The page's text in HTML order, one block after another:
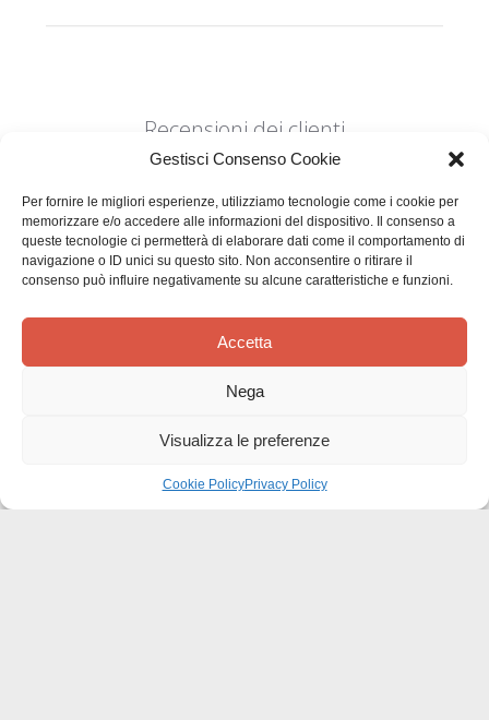
Gestisci Consenso Cookie
Per fornire le migliori esperienze, utilizziamo tecnologie come i cookie per
memorizzare e/o accedere alle informazioni del dispositivo. Il consenso a
queste tecnologie ci permetterà di elaborare dati come il comportamento di
navigazione o ID unici su questo sito. Non acconsentire o ritirare il
consenso può influire negativamente su alcune caratteristiche e funzioni.
Accetta
Nega
Visualizza le preferenze
Cookie PolicyPrivacy Policy
Recensioni dei clienti
Siamo in cerca di stelle!
Comunicaci cosa ne pensi
Sii il primo a scrivere una
recensione